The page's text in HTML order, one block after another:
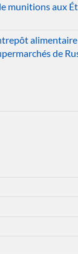
munitions aux
de